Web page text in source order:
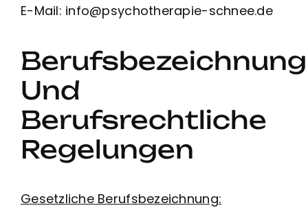
E-Mail: info@psychotherapie-schnee.de
Berufsbezeichnung
Und
Berufsrechtliche
Regelungen
Gesetzliche Berufsbezeichnung: